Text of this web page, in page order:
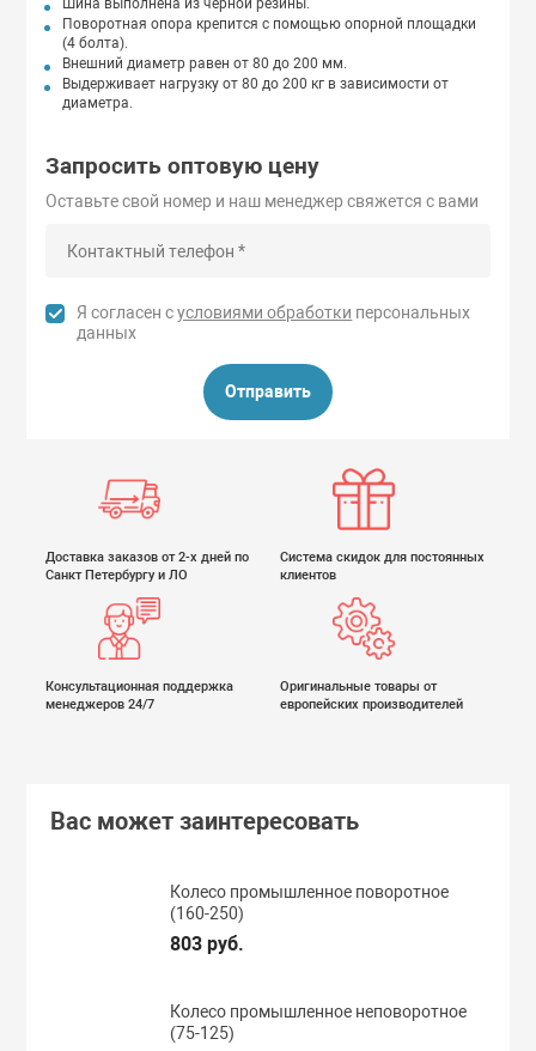
Шина выполнена из чёрной резины.
Поворотная опора крепится с помощью опорной площадки
(4 болта).
Внешний диаметр равен от 80 до 200 мм.
Выдерживает нагрузку от 80 до 200 кг в зависимости от
диаметра.
Запросить оптовую цену
Оставьте свой номер и наш менеджер свяжется с вами
Я согласен сусловиями обработки персональных
данных
Отправить
Доставка заказов от 2-х дней по
Санкт Петербургу и ЛО
Система скидок для постоянных
клиентов
Консультационная поддержка
менеджеров 24/7
Оригинальные товары от
европейских производителей
Вас может заинтересовать
Колесо промышленное поворотное
(160-250)
803 руб.
Колесо промышленное неповоротное
(75-125)